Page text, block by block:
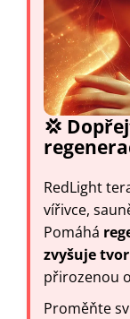
💢
RedLight
vířivce,
Pomáhá
zvyšuje
přirozenou
Proměňte